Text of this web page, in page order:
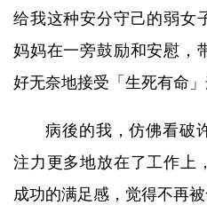
给我这种安分守己的弱女
妈妈在一旁鼓励和安慰，
好无奈地接受「生死有命」
病後的我，仿佛看破
注力更多地放在了工作上
成功的满足感，觉得不再被